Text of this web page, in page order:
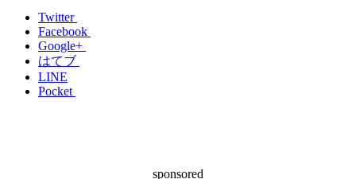
Twitter
Facebook
Google+
はてブ
LINE
Pocket
sponsored